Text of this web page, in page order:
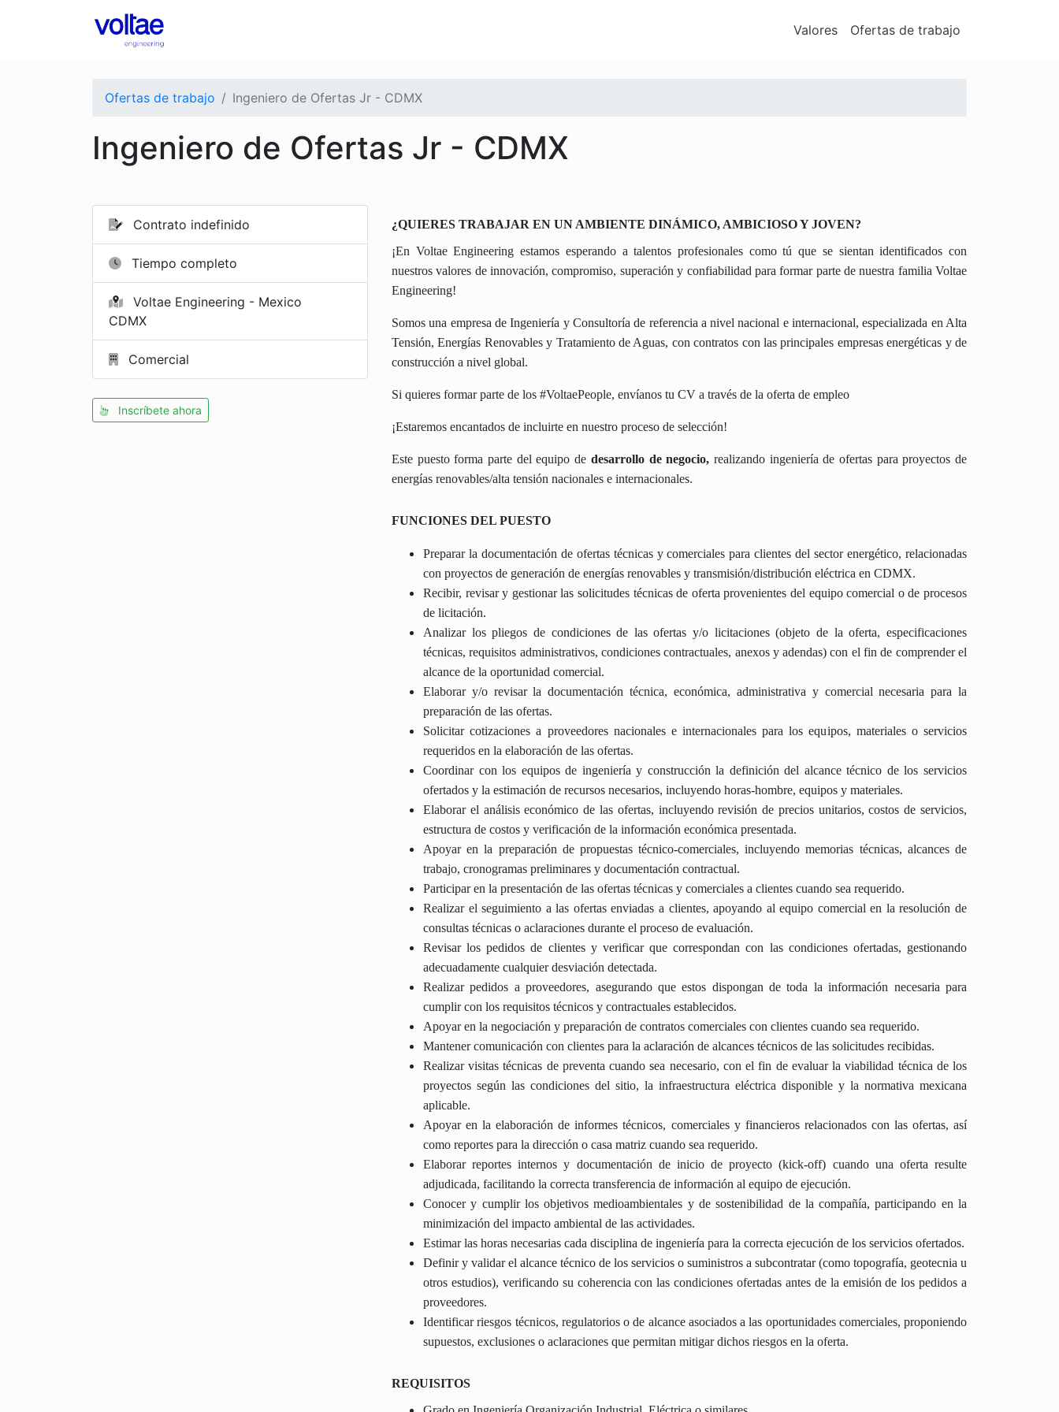
Valores Ofertas de trabajo
Ofertas de trabajo Ingeniero de Ofertas Jr - CDMX
Ingeniero de Ofertas Jr - CDMX
Contrato indefinido
Tiempo completo
Voltae Engineering - Mexico
CDMX
Comercial
Inscríbete ahora
¿QUIERES TRABAJAR EN UN AMBIENTE DINÁMICO, AMBICIOSO Y JOVEN?
¡En Voltae Engineering estamos esperando a talentos profesionales como tú que se sientan identificados con
nuestros valores de innovación, compromiso, superación y confiabilidad para formar parte de nuestra familia Voltae
Engineering!
Somos una empresa de Ingeniería y Consultoría de referencia a nivel nacional e internacional, especializada en Alta
Tensión, Energías Renovables y Tratamiento de Aguas, con contratos con las principales empresas energéticas y de
construcción a nivel global.
Si quieres formar parte de los #VoltaePeople, envíanos tu CV a través de la oferta de empleo
¡Estaremos encantados de incluirte en nuestro proceso de selección!
Este puesto forma parte del equipo de desarrollo de negocio, realizando ingeniería de ofertas para proyectos de
energías renovables/alta tensión nacionales e internacionales.
FUNCIONES DEL PUESTO
Preparar la documentación de ofertas técnicas y comerciales para clientes del sector energético, relacionadas
con proyectos de generación de energías renovables y transmisión/distribución eléctrica en CDMX.
Recibir, revisar y gestionar las solicitudes técnicas de oferta provenientes del equipo comercial o de procesos
de licitación.
Analizar los pliegos de condiciones de las ofertas y/o licitaciones (objeto de la oferta, especificaciones
técnicas, requisitos administrativos, condiciones contractuales, anexos y adendas) con el fin de comprender el
alcance de la oportunidad comercial.
Elaborar y/o revisar la documentación técnica, económica, administrativa y comercial necesaria para la
preparación de las ofertas.
Solicitar cotizaciones a proveedores nacionales e internacionales para los equipos, materiales o servicios
requeridos en la elaboración de las ofertas.
Coordinar con los equipos de ingeniería y construcción la definición del alcance técnico de los servicios
ofertados y la estimación de recursos necesarios, incluyendo horas-hombre, equipos y materiales.
Elaborar el análisis económico de las ofertas, incluyendo revisión de precios unitarios, costos de servicios,
estructura de costos y verificación de la información económica presentada.
Apoyar en la preparación de propuestas técnico-comerciales, incluyendo memorias técnicas, alcances de
trabajo, cronogramas preliminares y documentación contractual.
Participar en la presentación de las ofertas técnicas y comerciales a clientes cuando sea requerido.
Realizar el seguimiento a las ofertas enviadas a clientes, apoyando al equipo comercial en la resolución de
consultas técnicas o aclaraciones durante el proceso de evaluación.
Revisar los pedidos de clientes y verificar que correspondan con las condiciones ofertadas, gestionando
adecuadamente cualquier desviación detectada.
Realizar pedidos a proveedores, asegurando que estos dispongan de toda la información necesaria para
cumplir con los requisitos técnicos y contractuales establecidos.
Apoyar en la negociación y preparación de contratos comerciales con clientes cuando sea requerido.
Mantener comunicación con clientes para la aclaración de alcances técnicos de las solicitudes recibidas.
Realizar visitas técnicas de preventa cuando sea necesario, con el fin de evaluar la viabilidad técnica de los
proyectos según las condiciones del sitio, la infraestructura eléctrica disponible y la normativa mexicana
aplicable.
Apoyar en la elaboración de informes técnicos, comerciales y financieros relacionados con las ofertas, así
como reportes para la dirección o casa matriz cuando sea requerido.
Elaborar reportes internos y documentación de inicio de proyecto (kick-off) cuando una oferta resulte
adjudicada, facilitando la correcta transferencia de información al equipo de ejecución.
Conocer y cumplir los objetivos medioambientales y de sostenibilidad de la compañía, participando en la
minimización del impacto ambiental de las actividades.
Estimar las horas necesarias cada disciplina de ingeniería para la correcta ejecución de los servicios ofertados.
Definir y validar el alcance técnico de los servicios o suministros a subcontratar (como topografía, geotecnia u
otros estudios), verificando su coherencia con las condiciones ofertadas antes de la emisión de los pedidos a
proveedores.
Identificar riesgos técnicos, regulatorios o de alcance asociados a las oportunidades comerciales, proponiendo
supuestos, exclusiones o aclaraciones que permitan mitigar dichos riesgos en la oferta.
REQUISITOS